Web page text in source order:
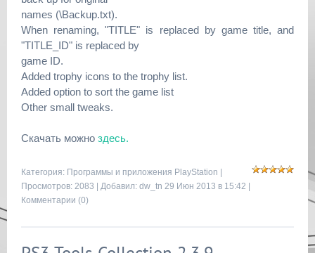
names (\Backup.txt).
When renaming, "TITLE" is replaced by game title, and
"TITLE_ID" is replaced by
game ID.
Added trophy icons to the trophy list.
Added option to sort the game list
Other small tweaks.
Скачать можно здесь.
Категория: Программы и приложения PlayStation
Просмотров: 2083 | Добавил: dw_tn 29 Июн 2013 в 15:42 |
Комментарии (0)